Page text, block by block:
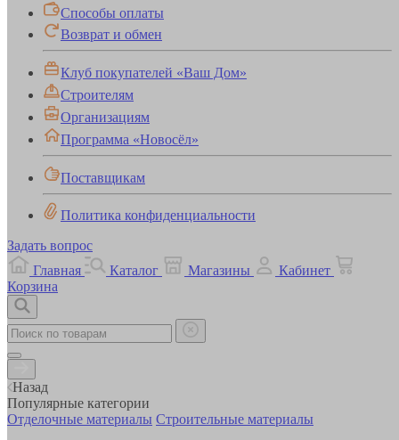
Способы оплаты
Возврат и обмен
Клуб покупателей «Ваш Дом»
Строителям
Организациям
Программа «Новосёл»
Поставщикам
Политика конфиденциальности
Задать вопрос
Главная
Каталог Магазины
Кабинет
Корзина
Назад
Популярные категории
Отделочные материалы Строительные материалы